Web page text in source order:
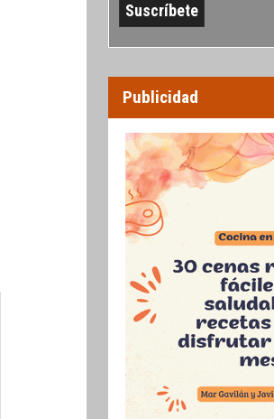
Publicidad